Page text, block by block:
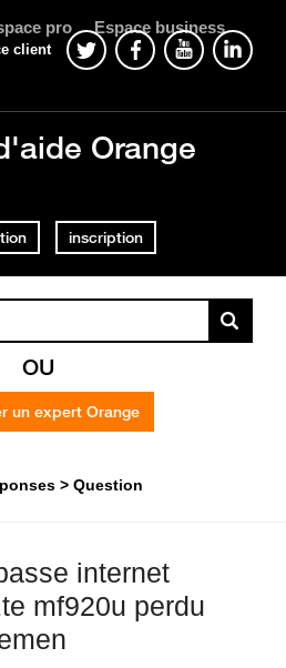
pro Espace business
client
Orange
inscription
OU
un expert Orange
Question
internet
mf920u perdu